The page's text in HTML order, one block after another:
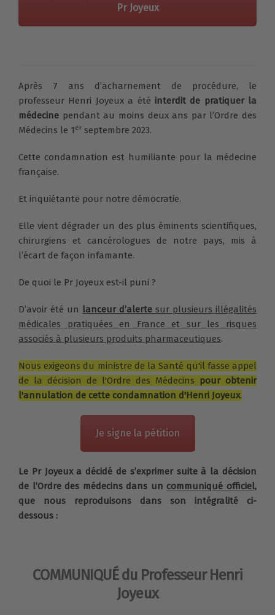
Pr Joyeux
Après 7 ans d’acharnement de procédure, le
professeur Henri Joyeux a été interdit de pratiquer la
médecine pendant au moins deux ans par l’Ordre des
Médecins le 1 er septembre 2023.
Cette condamnation est humiliante pour la médecine
française.
Et inquiétante pour notre démocratie.
Elle vient dégrader un des plus éminents scientifiques,
chirurgiens et cancérologues de notre pays, mis à
l’écart de façon infamante.
De quoi le Pr Joyeux est-il puni ?
D’avoir été un lanceur d’alerte sur plusieurs illégalités
médicales pratiquées en France et sur les risques
associés à plusieurs produits pharmaceutiques.
Nous exigeons du ministre de la Santé qu'il fasse appel
de la décision de l'Ordre des Médecins pour obtenir
l'annulation de cette condamnation d'Henri Joyeux.
Je signe la pétition
Le Pr Joyeux a décidé de s’exprimer suite à la décision
de l’Ordre des médecins dans un communiqué officiel,
que nous reproduisons dans son intégralité ci-
dessous :
COMMUNIQUÉ du Professeur Henri
Joyeux